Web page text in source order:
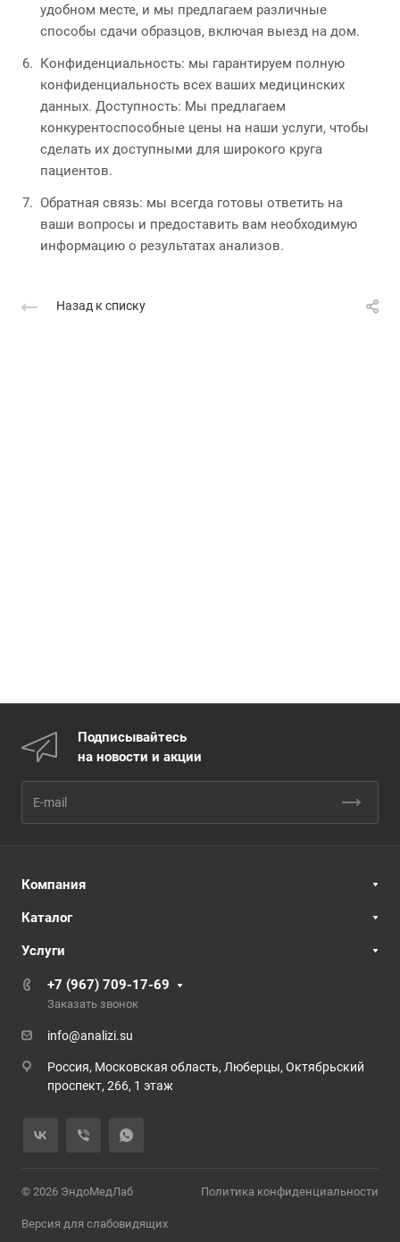
удобном месте, и мы предлагаем различные
способы сдачи образцов, включая выезд на дом.
Конфиденциальность: мы гарантируем полную
конфиденциальность всех ваших медицинских
данных. Доступность: Мы предлагаем
конкурентоспособные цены на наши услуги, чтобы
сделать их доступными для широкого круга
пациентов.
Обратная связь: мы всегда готовы ответить на
ваши вопросы и предоставить вам необходимую
информацию о результатах анализов.
Назад к списку
Подписывайтесь
на новости и акции
Компания
Каталог
Услуги
+7 (967) 709-17-69
Заказать звонок
info@analizi.su
Россия, Московская область, Люберцы, Октябрьский
проспект, 266, 1 этаж
© 2026 ЭндоМедЛаб Политика конфиденциальности
Версия для слабовидящих